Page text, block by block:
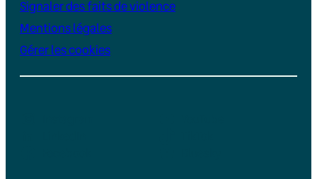
Signaler des faits de violence
Mentions légales
Gérer les cookies